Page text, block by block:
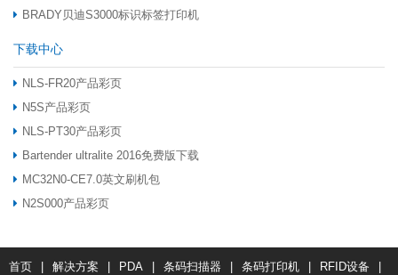
BRADY贝迪S3000标识标签打印机
下载中心
NLS-FR20产品彩页
N5S产品彩页
NLS-PT30产品彩页
Bartender ultralite 2016免费版下载
MC32N0-CE7.0英文刷机包
N2S000产品彩页
首页 解决方案 PDA 条码扫描器 条码打印机 RFID设备